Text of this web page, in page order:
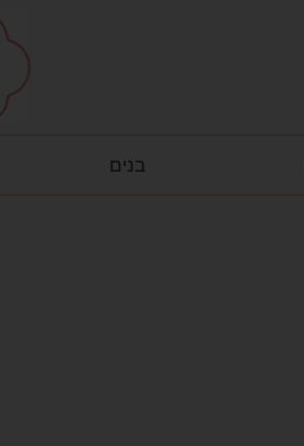
בנים